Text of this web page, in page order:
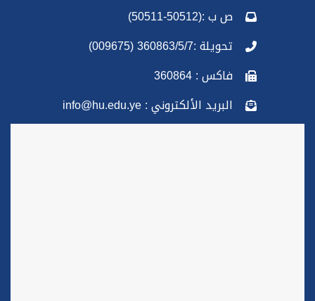
ص ب :(50512-50511)
تحويلة :360863/5/7 (009675)
فاكس : 360864
البريد الألكتروني : info@hu.edu.ye